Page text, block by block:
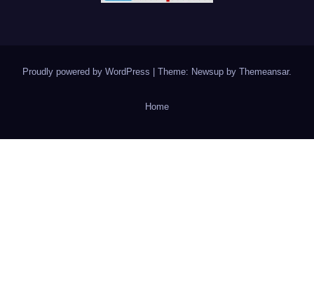
Proudly powered by WordPress Theme: Newsup by Themeansar.
Home